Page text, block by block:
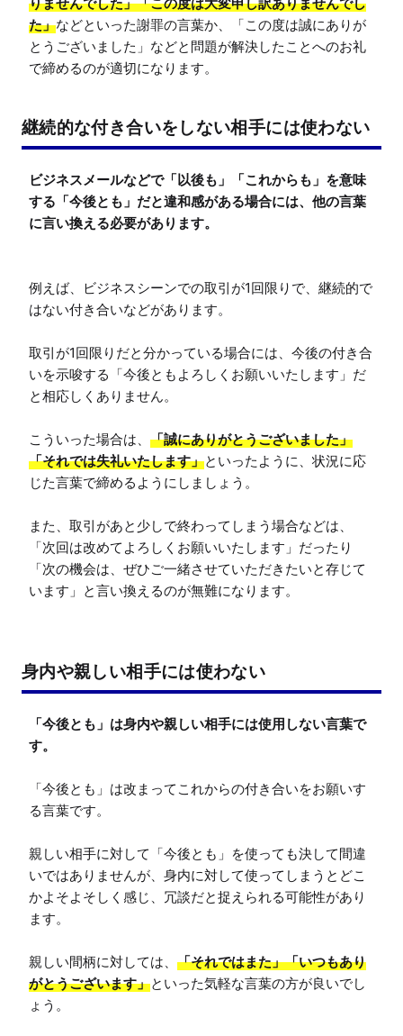
りませんでした」「この度は大変申し訳ありませんでし
た」などといった謝罪の言葉か、「この度は誠にありが
とうございました」などと問題が解決したことへのお礼
で締めるのが適切になります。
継続的な付き合いをしない相手には使わない
ビジネスメールなどで「以後も」「これからも」を意味
する「今後とも」だと違和感がある場合には、他の言葉
に言い換える必要があります。
例えば、ビジネスシーンでの取引が1回限りで、継続的で
はない付き合いなどがあります。
取引が1回限りだと分かっている場合には、今後の付き合
いを示唆する「今後ともよろしくお願いいたします」だ
と相応しくありません。
こういった場合は、 「誠にありがとうございました」
「それでは失礼いたします」といったように、状況に応
じた言葉で締めるようにしましょう。
また、取引があと少しで終わってしまう場合などは、
「次回は改めてよろしくお願いいたします」だったり
「次の機会は、ぜひご一緒させていただきたいと存じて
います」と言い換えるのが無難になります。
身内や親しい相手には使わない
「今後とも」は身内や親しい相手には使用しない言葉で
す。
「今後とも」は改まってこれからの付き合いをお願いす
る言葉です。
親しい相手に対して「今後とも」を使っても決して間違
いではありませんが、身内に対して使ってしまうとどこ
かよそよそしく感じ、冗談だと捉えられる可能性があり
ます。
親しい間柄に対しては、 「それではまた」「いつもあり
がとうございます」といった気軽な言葉の方が良いでし
ょう。